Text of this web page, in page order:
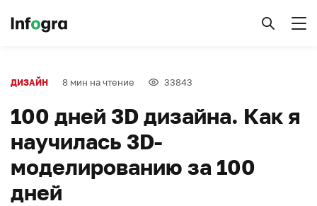
ДИЗАЙН 8 мин на чтение 33843
100 дней 3D дизайна. Как я
научилась 3D-
моделированию за 100
дней